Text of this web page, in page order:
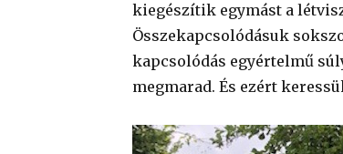
kiegészítik egymást a
Összekapcsolódásuk
kapcsolódás egyértelmű
megmarad. És ezért